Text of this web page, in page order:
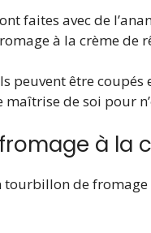
faites avec de
à la crème de
peuvent être
de soi pour
à la
de fromage